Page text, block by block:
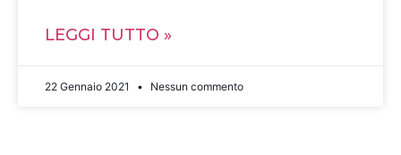
LEGGI TUTTO »
22 Gennaio 2021 Nessun commento